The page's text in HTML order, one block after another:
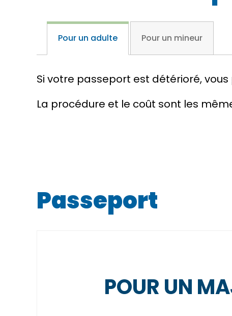
Pour un adulte Pour un mineur
Si votre passeport est détérioré,
La procédure et le coût sont les
Passeport
POUR UN